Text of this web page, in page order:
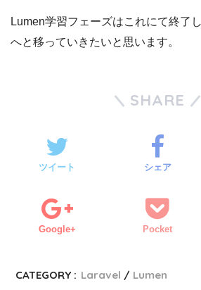
Lumen学習フェーズはこれにて終了
へと移っていきたいと思います。
SHARE
ツイート シェア
Google+ Pocket
CATEGORY : Laravel Lumen